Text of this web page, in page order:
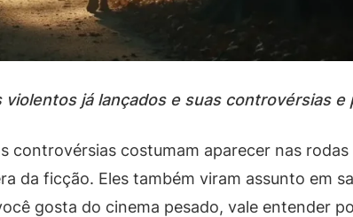
violentos já lançados e suas controvérsias
controvérsias costumam aparecer nas
da ficção. Eles também viram assunto em
gosta do cinema pesado, vale entender